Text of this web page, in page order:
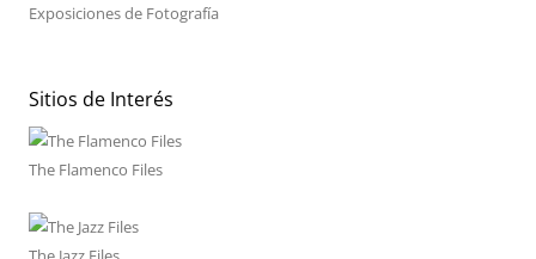
Exposiciones de Fotografía
Sitios de Interés
The Flamenco Files